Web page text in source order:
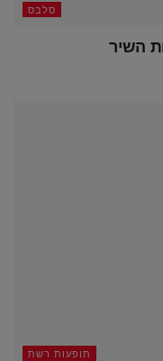
סלבס
השיר
תופעות רשת